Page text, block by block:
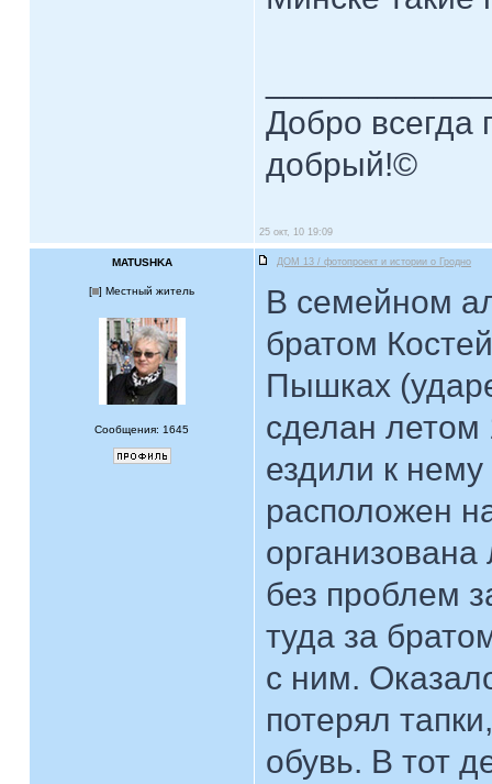
Добро всегда
добрый!©
25 окт, 10 19:09
MATUSHKA ДОМ 13 / фотопроект и истории о Гродно
[ ] Местный житель
Сообщения: 1645
В семейном
братом
Пышках
сделан летом
ездили к
расположен
без проблем
туда за
с ним.
потерял
обувь. В тот